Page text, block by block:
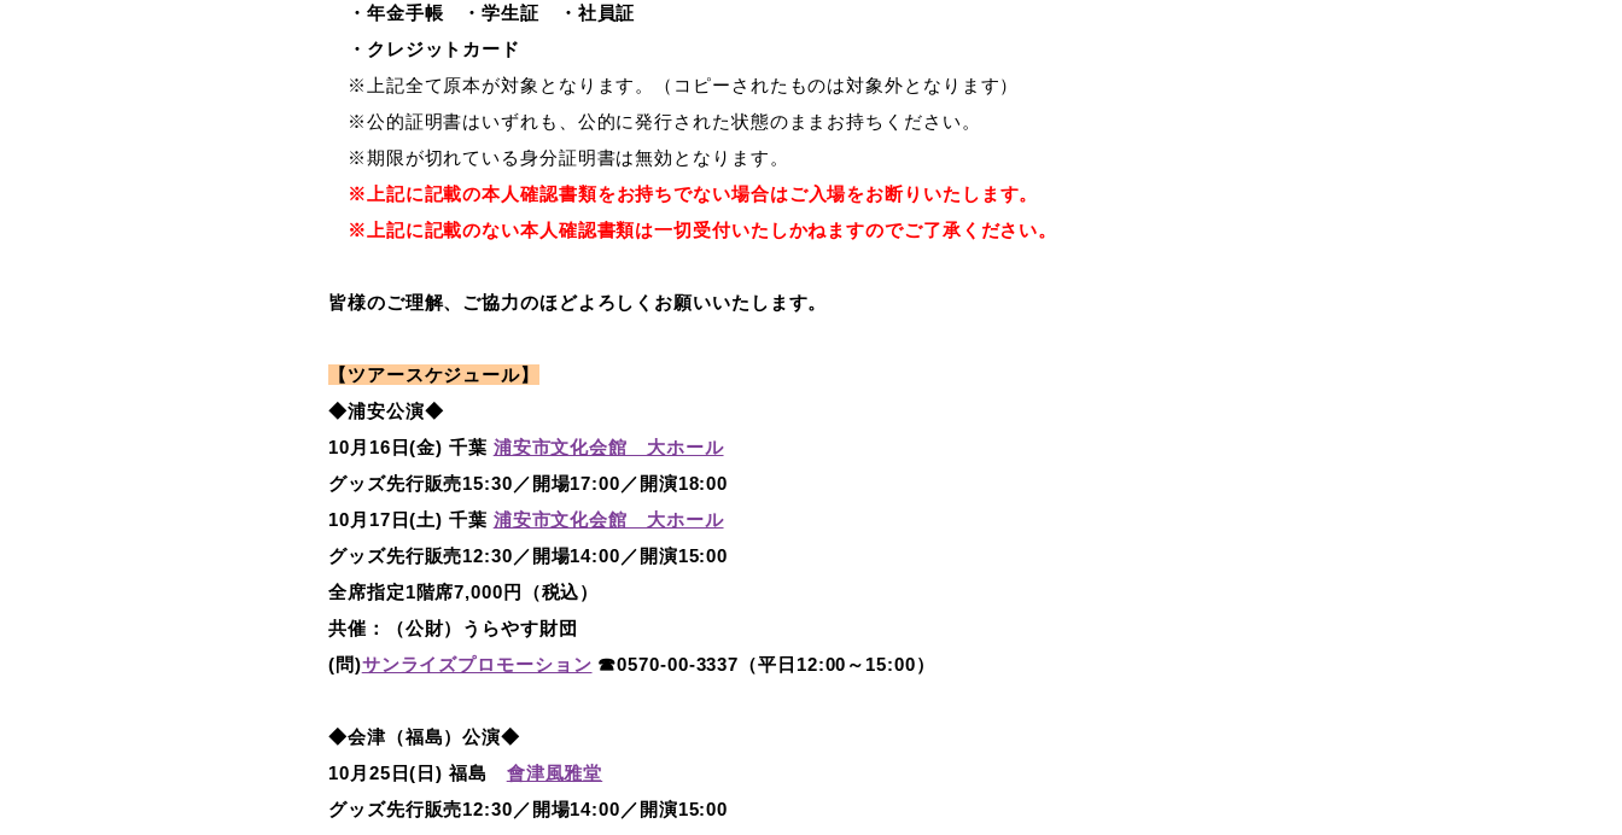
・年金手帳 ・学生証 ・社員証
・クレジットカード
※上記全て原本が対象となります。（コピーされたものは対象外となります）
※公的証明書はいずれも、公的に発行された状態のままお持ちください。
※期限が切れている身分証明書は無効となります。
※上記に記載の本人確認書類をお持ちでない場合はご入場をお断りいたします。
※上記に記載のない本人確認書類は一切受付いたしかねますのでご了承ください。
皆様のご理解、ご協力のほどよろしくお願いいたします。
【ツアースケジュール】
◆浦安公演◆
10月16日(金) 千葉 浦安市文化会館 大ホール
グッズ先行販売15:30／開場17:00／開演18:00
10月17日(土) 千葉 浦安市文化会館 大ホール
グッズ先行販売12:30／開場14:00／開演15:00
全席指定1階席7,000円（税込）
共催：（公財）うらやす財団
(問)サンライズプロモーション ☎0570-00-3337（平日12:00～15:00）
◆会津（福島）公演◆
10月25日(日) 福島 會津風雅堂
グッズ先行販売12:30／開場14:00／開演15:00